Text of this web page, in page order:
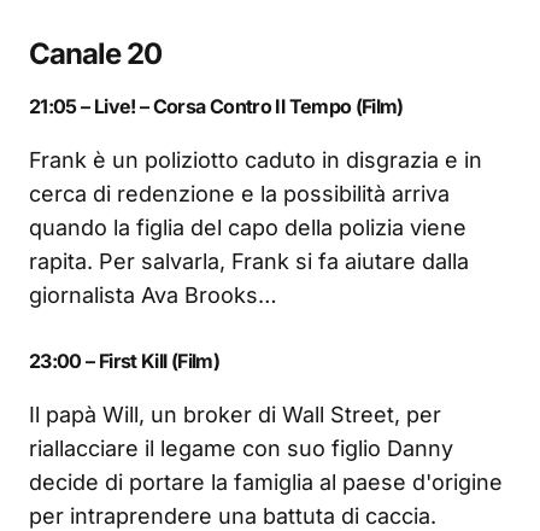
Canale 20
21:05 – Live! – Corsa Contro Il Tempo (Film)
Frank è un poliziotto caduto in disgrazia e in
cerca di redenzione e la possibilità arriva
quando la figlia del capo della polizia viene
rapita. Per salvarla, Frank si fa aiutare dalla
giornalista Ava Brooks…
23:00 – First Kill (Film)
Il papà Will, un broker di Wall Street, per
riallacciare il legame con suo figlio Danny
decide di portare la famiglia al paese d'origine
per intraprendere una battuta di caccia.